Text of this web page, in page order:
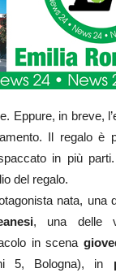
Eppure, in breve,
Il regalo
in più
del regalo.
nata, una
, una delle
in scena
5, Bologna), in